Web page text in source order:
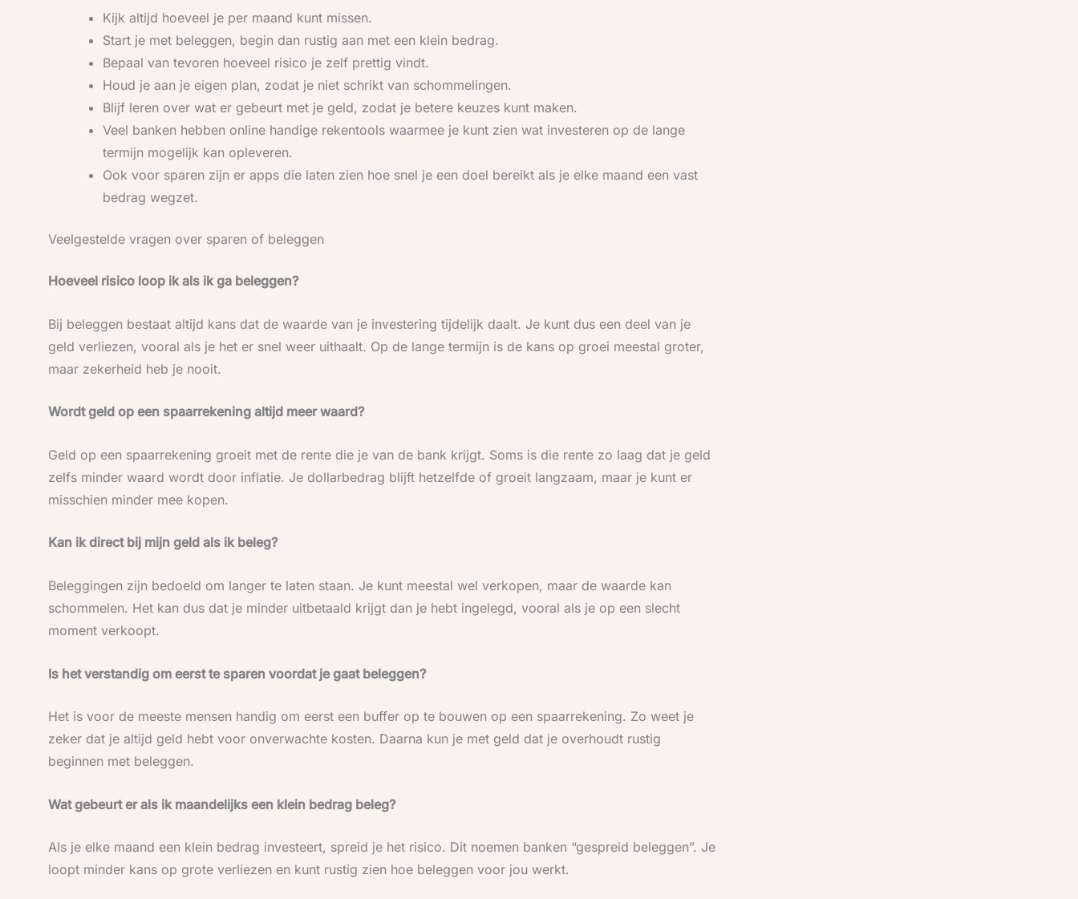
Kijk altijd hoeveel je per maand kunt missen.
Start je met beleggen, begin dan rustig aan met een klein bedrag.
Bepaal van tevoren hoeveel risico je zelf prettig vindt.
Houd je aan je eigen plan, zodat je niet schrikt van schommelingen.
Blijf leren over wat er gebeurt met je geld, zodat je betere keuzes kunt maken.
Veel banken hebben online handige rekentools waarmee je kunt zien wat investeren op de lange
termijn mogelijk kan opleveren.
Ook voor sparen zijn er apps die laten zien hoe snel je een doel bereikt als je elke maand een vast
bedrag wegzet.
Veelgestelde vragen over sparen of beleggen
Hoeveel risico loop ik als ik ga beleggen?
Bij beleggen bestaat altijd kans dat de waarde van je investering tijdelijk daalt. Je kunt dus een deel van je
geld verliezen, vooral als je het er snel weer uithaalt. Op de lange termijn is de kans op groei meestal groter,
maar zekerheid heb je nooit.
Wordt geld op een spaarrekening altijd meer waard?
Geld op een spaarrekening groeit met de rente die je van de bank krijgt. Soms is die rente zo laag dat je geld
zelfs minder waard wordt door inflatie. Je dollarbedrag blijft hetzelfde of groeit langzaam, maar je kunt er
misschien minder mee kopen.
Kan ik direct bij mijn geld als ik beleg?
Beleggingen zijn bedoeld om langer te laten staan. Je kunt meestal wel verkopen, maar de waarde kan
schommelen. Het kan dus dat je minder uitbetaald krijgt dan je hebt ingelegd, vooral als je op een slecht
moment verkoopt.
Is het verstandig om eerst te sparen voordat je gaat beleggen?
Het is voor de meeste mensen handig om eerst een buffer op te bouwen op een spaarrekening. Zo weet je
zeker dat je altijd geld hebt voor onverwachte kosten. Daarna kun je met geld dat je overhoudt rustig
beginnen met beleggen.
Wat gebeurt er als ik maandelijks een klein bedrag beleg?
Als je elke maand een klein bedrag investeert, spreid je het risico. Dit noemen banken “gespreid beleggen”. Je
loopt minder kans op grote verliezen en kunt rustig zien hoe beleggen voor jou werkt.